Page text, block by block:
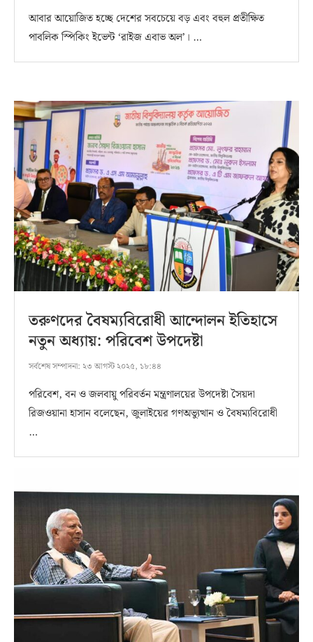
আবার আয়োজিত হচ্ছে দেশের সবচেয়ে বড় এবং বহুল প্রতীক্ষিত
পাবলিক স্পিকিং ইভেন্ট ‘রাইজ এবাভ অল’। …
তরুণদের বৈষম্যবিরোধী আন্দোলন ইতিহাসে
নতুন অধ্যায়: পরিবেশ উপদেষ্টা
সর্বশেষ সম্পাদনা: ২৩ আগস্ট ২০২৫, ১৮:৪৪
পরিবেশ, বন ও জলবায়ু পরিবর্তন মন্ত্রণালয়ের উপদেষ্টা সৈয়দা
রিজওয়ানা হাসান বলেছেন, জুলাইয়ের গণঅভ্যুত্থান ও বৈষম্যবিরোধী
…